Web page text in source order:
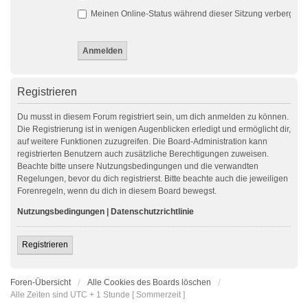
Meinen Online-Status während dieser Sitzung verbergen
Registrieren
Du musst in diesem Forum registriert sein, um dich anmelden zu können.
Die Registrierung ist in wenigen Augenblicken erledigt und ermöglicht dir,
auf weitere Funktionen zuzugreifen. Die Board-Administration kann
registrierten Benutzern auch zusätzliche Berechtigungen zuweisen.
Beachte bitte unsere Nutzungsbedingungen und die verwandten
Regelungen, bevor du dich registrierst. Bitte beachte auch die jeweiligen
Forenregeln, wenn du dich in diesem Board bewegst.
Nutzungsbedingungen Datenschutzrichtlinie
Registrieren
Foren-Übersicht
Alle Cookies des Boards löschen
Alle Zeiten sind UTC + 1 Stunde [ Sommerzeit ]